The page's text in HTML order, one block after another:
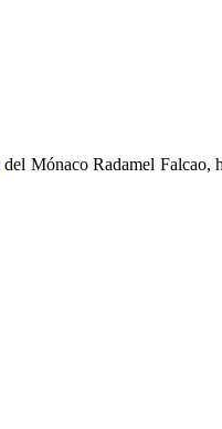
del Mónaco Radamel Falcao,